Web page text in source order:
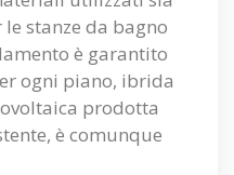
stanze da bagno
è garantito
ogni piano, ibrida
prodotta
è comunque